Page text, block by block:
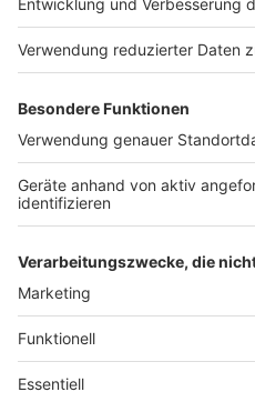
Presse
Werben
Archiv
ANTENNE BAYERN GROUP
Stiftung ANTENNE BAYERN
hilft
Teilnahmebedingungen
Grounding Page ANTENNE
BAYERN
Datenschutz­erklärung